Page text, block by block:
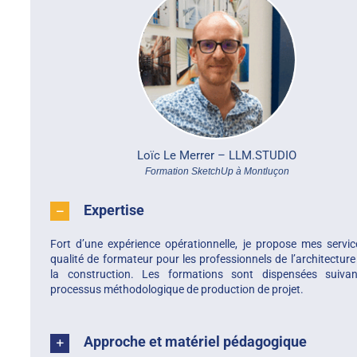
Loïc Le Merrer – LLM.STUDIO
Formation SketchUp à Montluçon
Expertise
Fort d’une expérience opérationnelle, je propose mes
qualité de formateur pour les professionnels de
la construction. Les formations sont dispensées
processus méthodologique de production de projet.
Approche et matériel pédagogique